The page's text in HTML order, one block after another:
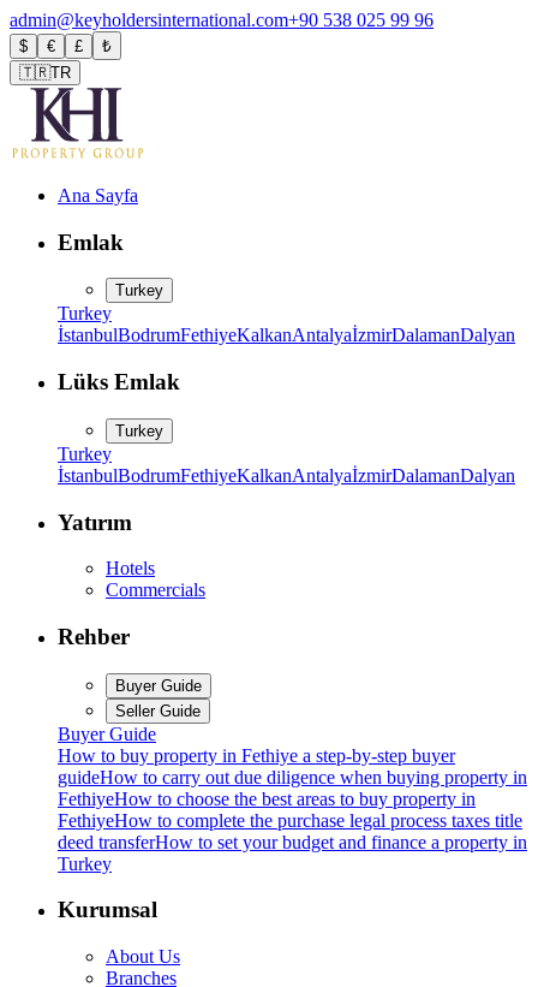
admin@keyholdersinternational.com+90 538 025 99 96
$ € £
₺
🇹🇷TR
Ana Sayfa
Emlak
Turkey
Turkey
İstanbulBodrumFethiyeKalkanAntalyaİzmirDalamanDalyan
Lüks Emlak
Turkey
Turkey
İstanbulBodrumFethiyeKalkanAntalyaİzmirDalamanDalyan
Yatırım
Hotels
Commercials
Rehber
Buyer Guide
Seller Guide
Buyer Guide
How to buy property in Fethiye a step-by-step buyer
guideHow to carry out due diligence when buying property in
FethiyeHow to choose the best areas to buy property in
FethiyeHow to complete the purchase legal process taxes title
deed transferHow to set your budget and finance a property in
Turkey
Kurumsal
About Us
Branches